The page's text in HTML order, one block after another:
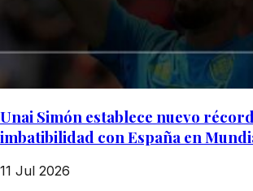
Unai Simón establece nuevo
imbatibilidad con España en
11 Jul 2026